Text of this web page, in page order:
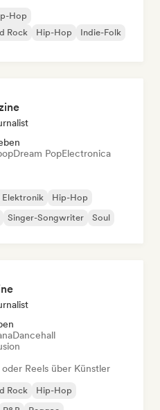
Hop
Rock Hip-Hop
Indie-Folk
Dream PopElectronica
Elektronik
Hip-Hop
Singer-Songwriter Soul
Dancehall
Reels über Künstler
Rock
Hip-Hop